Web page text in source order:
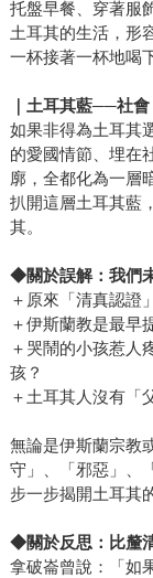
托盤早餐、穿著服
土耳其的生活，形
一杯接著一杯地喝
｜土耳其藍──社會
如果非得為土耳其
的愛國情節、埋在
廓，全都化為一層
扒開這層土耳其藍
其。
◆關於誤解：我們
＋原來「清真認證
＋伊斯蘭教是最早
＋哭鬧的小孩惹人
孩？
＋土耳其人沒有「
無論是伊斯蘭宗教
守」、「邪惡」、
步一步揭開土耳其
◆關於反思：比釐
拿破崙曾說：「如